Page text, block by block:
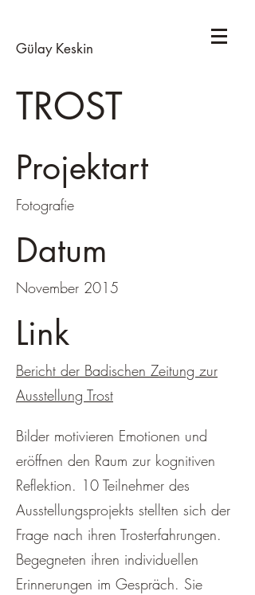
Gülay Keskin
TROST
Projektart
Fotografie
Datum
November 2015
Link
Bericht der Badischen Zeitung zur
Ausstellung Trost
Bilder motivieren Emotionen und
eröffnen den Raum zur kognitiven
Reflektion. 10 Teilnehmer des
Ausstellungsprojekts stellten sich der
Frage nach ihren Trosterfahrungen.
Begegneten ihren individuellen
Erinnerungen im Gespräch. Sie